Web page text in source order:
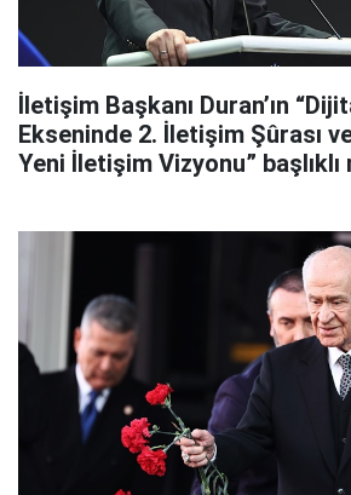
İletişim Başkanı Duran’ın
Ekseninde 2. İletişim Şûrası
Yeni İletişim Vizyonu” başlıklı